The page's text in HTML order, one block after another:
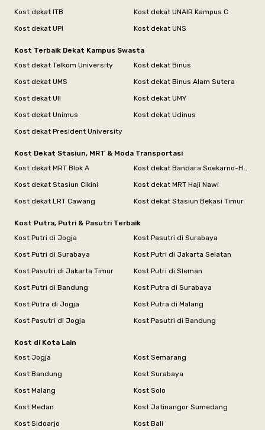
Kost dekat ITB
Kost dekat UNAIR Kampus C
Kost dekat UPI
Kost dekat UNS
Kost Terbaik Dekat Kampus Swasta
Kost dekat Telkom University
Kost dekat Binus
Kost dekat UMS
Kost dekat Binus Alam Sutera
Kost dekat UII
Kost dekat UMY
Kost dekat Unimus
Kost dekat Udinus
Kost dekat President University
Kost Dekat Stasiun, MRT & Moda Transportasi
Kost dekat MRT Blok A
Kost dekat Stasiun Cikini
Kost dekat MRT Haji Nawi
Kost dekat LRT Cawang
Kost dekat Stasiun Bekasi Timur
Kost Putra, Putri & Pasutri Terbaik
Kost Putri di Jogja
Kost Pasutri di Surabaya
Kost Putri di Surabaya
Kost Putri di Jakarta Selatan
Kost Pasutri di Jakarta Timur
Kost Putri di Sleman
Kost Putri di Bandung
Kost Putra di Surabaya
Kost Putra di Jogja
Kost Putra di Malang
Kost Pasutri di Jogja
Kost Pasutri di Bandung
Kost di Kota Lain
Kost Jogja
Kost Semarang
Kost Bandung
Kost Surabaya
Kost Malang
Kost Solo
Kost Medan
Kost Jatinangor Sumedang
Kost Sidoarjo
Kost Bali